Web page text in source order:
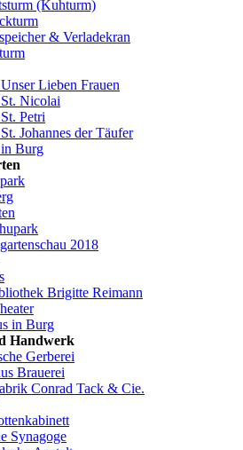
(Kuhturm)
& Verladekran
Lieben Frauen
Nicolai
Petri
Johannes der Täufer
Burg
2018
Brigitte Reimann
in Burg
Handwerk
Gerberei
Brauerei
Conrad Tack & Cie.
Synagoge